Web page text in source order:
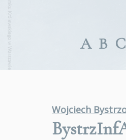
A B C
Wojciech